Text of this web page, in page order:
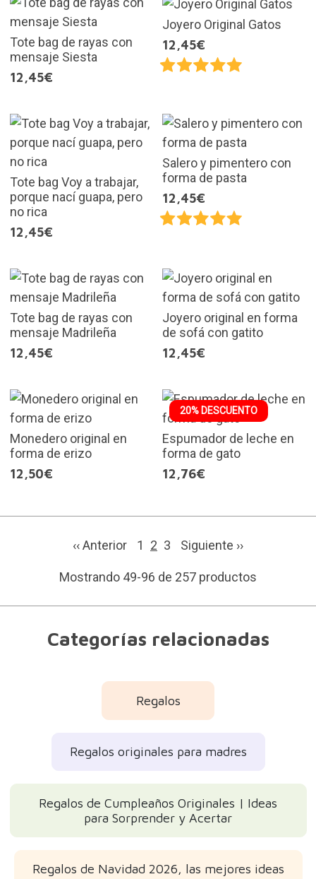
Tote bag de rayas con
mensaje Siesta
12,45€
Joyero Original Gatos
12,45€
Tote bag Voy a trabajar,
porque nací guapa, pero
no rica
12,45€
Salero y pimentero con
forma de pasta
12,45€
Tote bag de rayas con
mensaje Madrileña
12,45€
Joyero original en forma
de sofá con gatito
12,45€
Monedero original en
forma de erizo
12,50€
20% DESCUENTO
Espumador de leche en
forma de gato
12,76€
‹‹ Anterior 1 2 3 Siguiente ››
Mostrando 49-96 de 257 productos
Categorías relacionadas
Regalos
Regalos originales para madres
Regalos de Cumpleaños Originales | Ideas
para Sorprender y Acertar
Regalos de Navidad 2026, las mejores ideas